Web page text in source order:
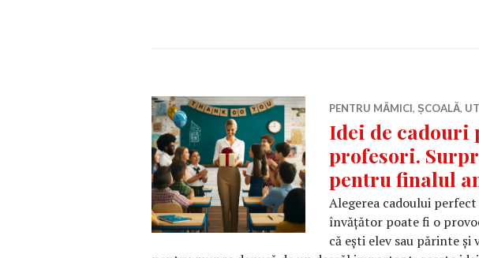
PENTRU MĂMICI, ȘCOALĂ,
Idei de cadouri
profesori.
pentru finalul
Alegerea cadoului
învățător poate fi o
că ești elev sau părinte